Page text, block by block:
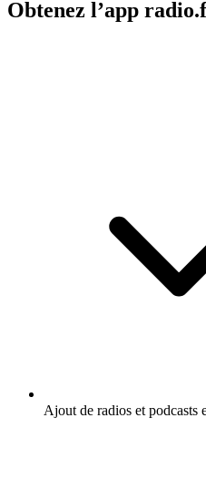
Obtenez l’app
Ajout de radios et podcasts